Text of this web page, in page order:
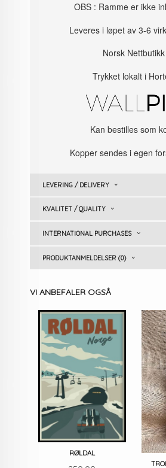
OBS : Ramme er ikke
Leveres i løpet av 3-6
Norsk Nettbutikk
Trykket lokalt i
Kan bestilles som
Kopper sendes i egen
LEVERING / DELIVERY
KVALITET / QUALITY
INTERNATIONAL PURCHASES
PRODUKTANMELDELSER (0)
VI ANBEFALER OGSÅ
RØLDAL